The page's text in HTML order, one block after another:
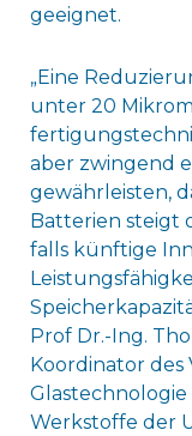
geeignet.
„Eine
unter 20
aber zwingend
gewährleisten,
Batterien steigt
falls künftige
Prof Dr.-Ing.
Koordinator
Glastechnologie
Werkstoffe der